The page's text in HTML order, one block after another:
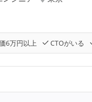
6万円以上 CTOがいる